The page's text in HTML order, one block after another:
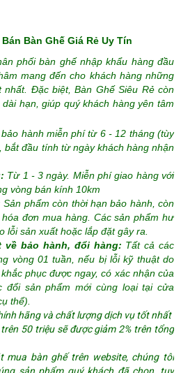
Bàn Ghế Giá Rẻ Uy Tín
phối bàn ghế nhập khẩu hàng đầu
mang đến cho khách hàng những
nhất. Đặc biệt,Bàn Ghế Siêu Rẻcòn
hạn, giúp quý khách hàng yên tâm
bảo hành miễn phí từ 6 - 12 tháng (tùy
bắt đầu tính từ ngày khách hàng nhận
Từ 1 - 3 ngày. Miễn phí giao hàng với
vòng bán kính 10km
Sản phẩm còn thời hạn bảo hành, còn
đơn mua hàng. Các sản phẩm hư
lỗi sản xuất hoặc lắp đặt gây ra.
về bảo hành, đổi hàng: Tất cả các
vòng 01 tuần, nếu bị lỗi kỹ thuật do
phục được ngay, có xác nhận của
đổi sản phẩm mới cùng loại tại cửa
thể).
hãng và chất lượng dịch vụ tốt nhất
50 triệu sẽ được giảm 2% trên tổng
mua bàn ghế trên website, chúng tôi